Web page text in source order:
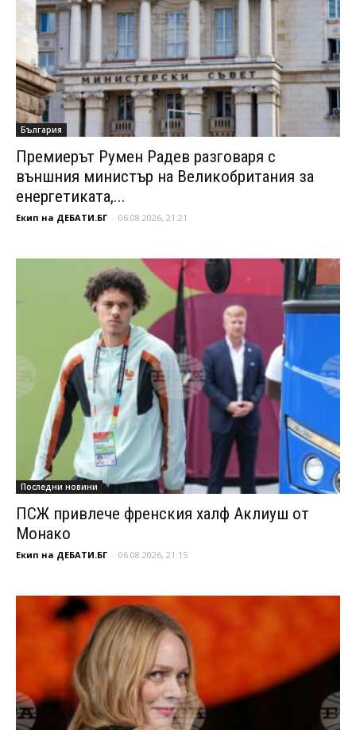
България
Премиерът Румен Радев разговаря с
външния министър на Великобритания за
енергетиката,...
Екип на ДЕБАТИ.БГ - 06.08.2026, 21:21
Последни новини
ПСЖ привлече френския халф Аклиуш от
Монако
Екип на ДЕБАТИ.БГ - 06.08.2026, 21:15